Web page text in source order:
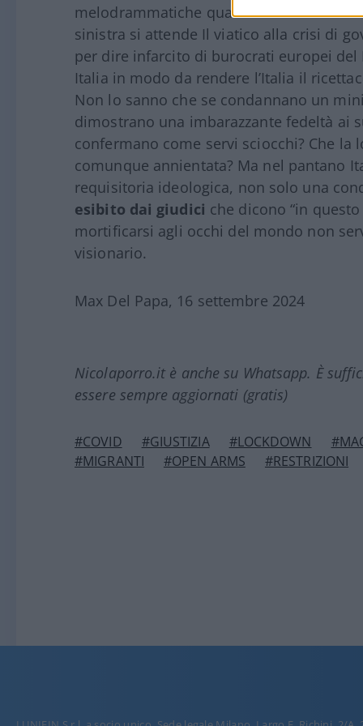
melodrammatiche quando sanno
sinistra si attende Il viatico alla crisi di
per dire infarcito di burocrati europei del
Italia in modo da rendere l’Italia il
Non lo sanno che se condannano un
dimostrano una imbarazzante fedeltà ai
confermano come servi sciocchi? Che
comunque annientata? Ma nel pantano
requisitoria ideologica, non solo una
esibito dai giudici che dicono “in
mortificarsi agli occhi del mondo non
visionario.
Max Del Papa, 16 settembre 2024
Nicolaporro.it è anche su Whatsapp. È
essere sempre aggiornati (gratis)
#COVID #GIUSTIZIA #LOCKDOWN
#MIGRANTI
#OPEN ARMS #RESTRIZIONI